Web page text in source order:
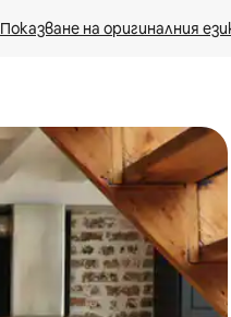
Показване на оригиналния